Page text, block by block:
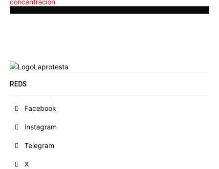
REDS
Facebook
Instagram
Telegram
X